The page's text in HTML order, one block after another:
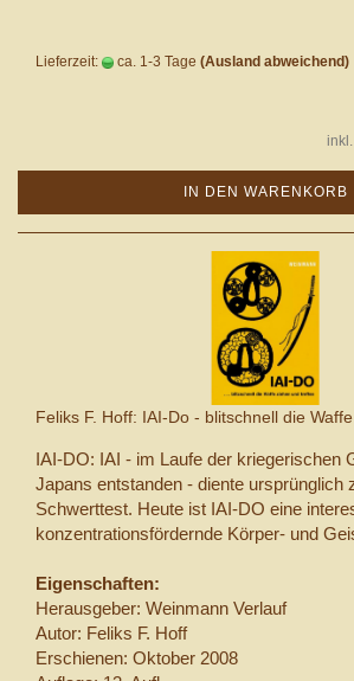
Lieferzeit: ca. 1-3 Tage (Ausland abweichend)
IN DEN WARENKORB
Feliks F. Hoff: IAI-Do - blitschnell die
IAI-DO: IAI - im Laufe der kriegerischen
Japans entstanden - diente ursprünglich
Schwerttest. Heute ist IAI-DO eine
konzentrationsfördernde Körper- und
Eigenschaften:
Herausgeber: Weinmann Verlauf
Autor: Feliks F. Hoff
Erschienen: Oktober 2008